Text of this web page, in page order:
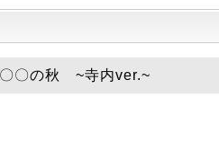
〇の秋 ~寺内ver.~